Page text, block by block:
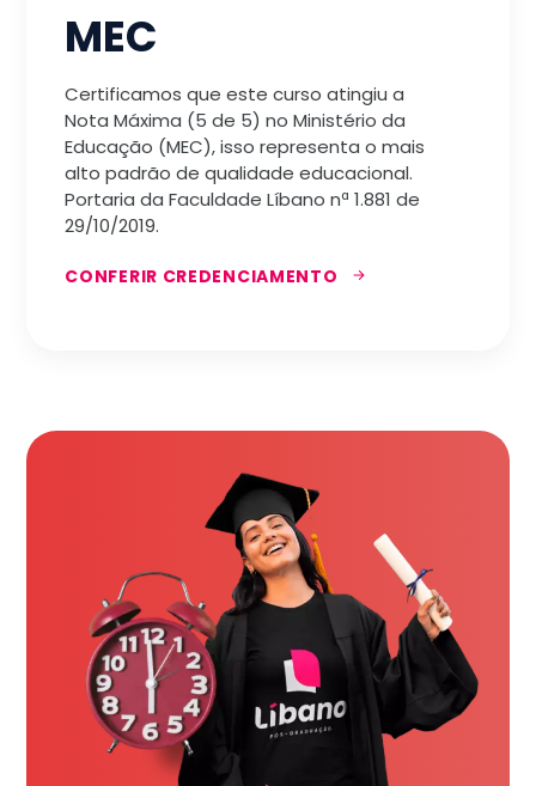
MEC
Certificamos que este curso atingiu a
Nota Máxima (5 de 5) no Ministério da
Educação (MEC), isso representa o mais
alto padrão de qualidade educacional.
Portaria da Faculdade Líbano nª 1.881 de
29/10/2019.
CONFERIR CREDENCIAMENTO